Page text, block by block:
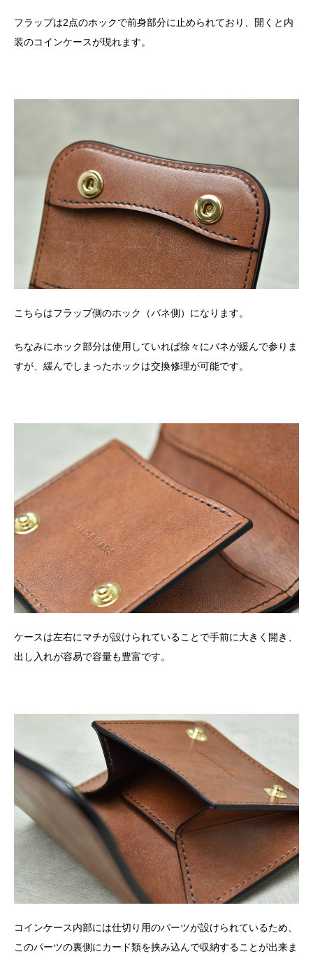
フラップは2点のホックで前身部分に止められており、開くと内
装のコインケースが現れます。
こちらはフラップ側のホック（バネ側）になります。
ちなみにホック部分は使用していれば徐々にバネが緩んで参りま
すが、緩んでしまったホックは交換修理が可能です。
ケースは左右にマチが設けられていることで手前に大きく開き、
出し入れが容易で容量も豊富です。
コインケース内部には仕切り用のパーツが設けられているため、
このパーツの裏側にカード類を挟み込んで収納することが出来ま